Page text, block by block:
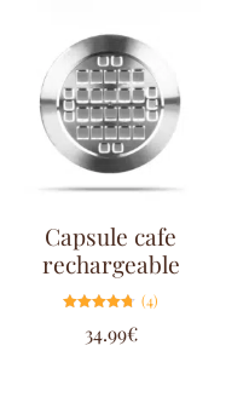
Capsule cafe
rechargeable
4.75
sur 5
(4)
34.99€